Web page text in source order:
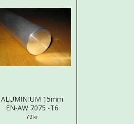
ALUMINIUM 15mm
EN-AW 7075 -T6
79 kr